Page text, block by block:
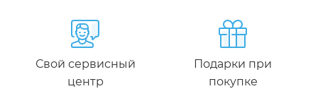
Свой сервисный
центр
Подарки при
покупке